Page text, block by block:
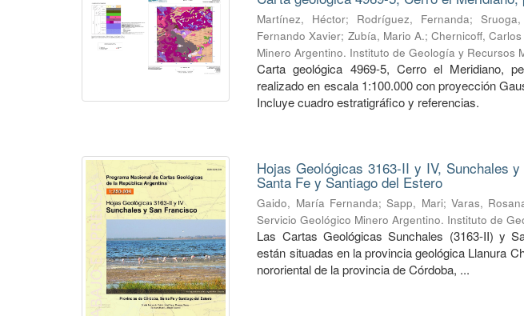
Martínez, Héctor; Rodríguez, Fernanda;
Fernando Xavier; Zubía, Mario A.; Chernicoff,
Minero Argentino. Instituto de Geología y Recursos
Carta geológica 4969-5, Cerro el Meridiano,
realizado en escala 1:100.000 con proyección
Incluye cuadro estratigráfico y referencias.
Hojas Geológicas 3163-II y IV, Sunchales
Santa Fe y Santiago del Estero
Gaido, María Fernanda;Sapp, Mari; Varas,
Servicio Geológico Minero Argentino. Instituto de
Las Cartas Geológicas Sunchales (3163-II) y
están situadas en la provincia geológica Llanura
nororiental de la provincia de Córdoba, ...